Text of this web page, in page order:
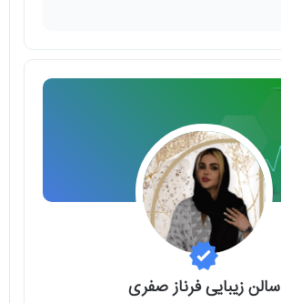
سالن زیبایی فرناز صفری